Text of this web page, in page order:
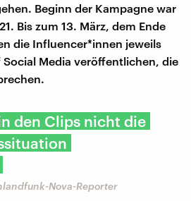
Beginn der Kampagne war
Bis zum 13. März, dem Ende
die Influencer*innen jeweils
Media veröffentlichen, die
den Clips nicht die
Nova-Reporter